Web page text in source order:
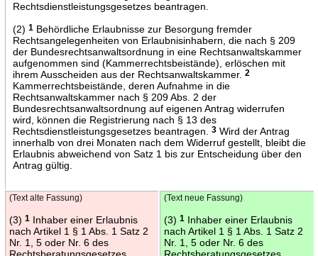
Rechtsdienstleistungsgesetzes beantragen.
(2) 1Behördliche Erlaubnisse zur Besorgung fremder
Rechtsangelegenheiten von Erlaubnisinhabern, die nach § 209
der Bundesrechtsanwaltsordnung in eine Rechtsanwaltskammer
aufgenommen sind (Kammerrechtsbeistände), erlöschen mit
ihrem Ausscheiden aus der Rechtsanwaltskammer. 2
Kammerrechtsbeistände, deren Aufnahme in die
Rechtsanwaltskammer nach § 209 Abs. 2 der
Bundesrechtsanwaltsordnung auf eigenen Antrag widerrufen
wird, können die Registrierung nach § 13 des
Rechtsdienstleistungsgesetzes beantragen.
3Wird der Antrag
innerhalb von drei Monaten nach dem Widerruf gestellt, bleibt die
Erlaubnis abweichend von Satz 1 bis zur Entscheidung über den
Antrag gültig.
(Text alte Fassung)
(3) 1Inhaber einer Erlaubnis
nach Artikel 1 § 1 Abs. 1 Satz 2
Nr. 1, 5 oder Nr. 6 des
Rechtsberatungsgesetzes
(Text neue Fassung)
(3) 1Inhaber einer Erlaubnis
nach Artikel 1 § 1 Abs. 1 Satz 2
Nr. 1, 5 oder Nr. 6 des
Rechtsberatungsgesetzes